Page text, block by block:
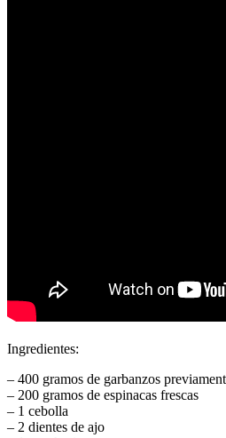
Ingredientes:
– 400 gramos de garbanzos
– 200 gramos de espinacas frescas
– 1 cebolla
– 2 dientes de ajo